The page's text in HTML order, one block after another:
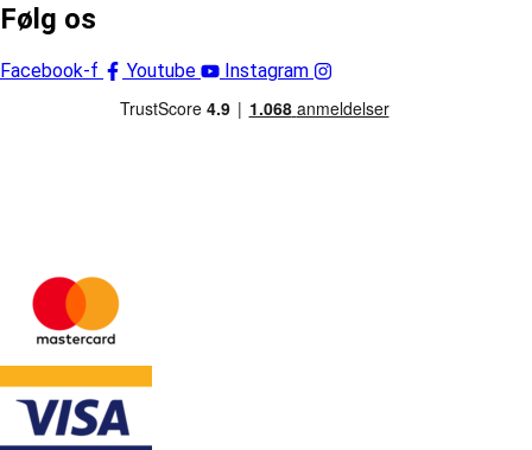
Følg os
Facebook-f Youtube Instagram